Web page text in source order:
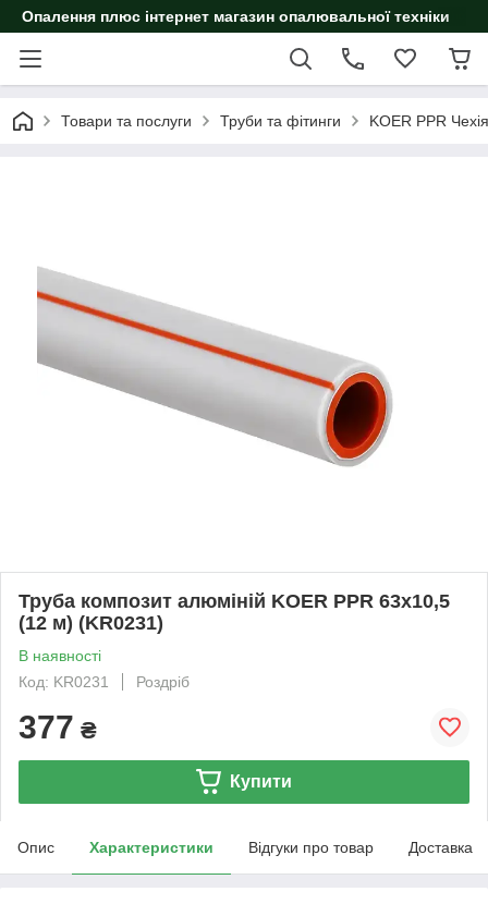
Опалення плюс інтернет магазин опалювальної техніки
Товари та послуги Труби та фітинги KOER PPR Чехія
Труба композит алюміній KOER PPR 63x10,5
(12 м) (KR0231)
В наявності
Код: KR0231
Роздріб
377 ₴
Купити
Опис Характеристики Відгуки про товар Доставка